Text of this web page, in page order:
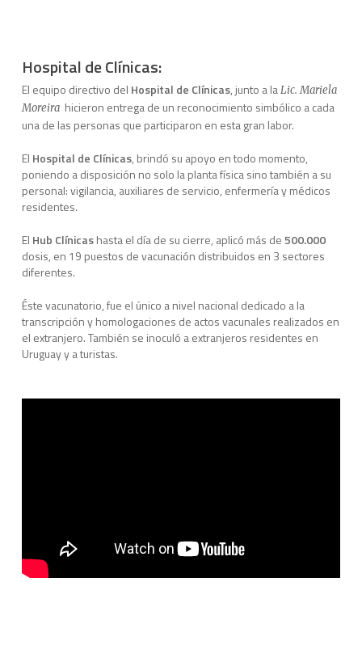
Hospital de Clínicas:
El equipo directivo del Hospital de Clínicas, junto a laLic. Mariela
Moreirahicieron entrega de un reconocimiento simbólico a cada
una de las personas que participaron en esta gran labor.
El Hospital de Clínicas, brindó su apoyo en todo momento,
poniendo a disposición no solo la planta física sino también a su
personal: vigilancia, auxiliares de servicio, enfermería y médicos
residentes.
El Hub Clínicashasta el día de su cierre, aplicó más de500.000
dosis, en 19 puestos de vacunación distribuidos en 3 sectores
diferentes.
Éste vacunatorio, fue el único a nivel nacional dedicado a la
transcripción y homologaciones de actos vacunales realizados en
el extranjero. También se inoculó a extranjeros residentes en
Uruguay y a turistas.